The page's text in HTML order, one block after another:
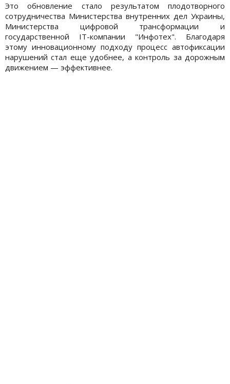
Это обновление стало результатом плодотворного
сотрудничества Министерства внутренних дел Украины,
Министерства цифровой трансформации и
государственной IT-компании "Инфотех". Благодаря
этому инновационному подходу процесс автофиксации
нарушений стал еще удобнее, а контроль за дорожным
движением — эффективнее.